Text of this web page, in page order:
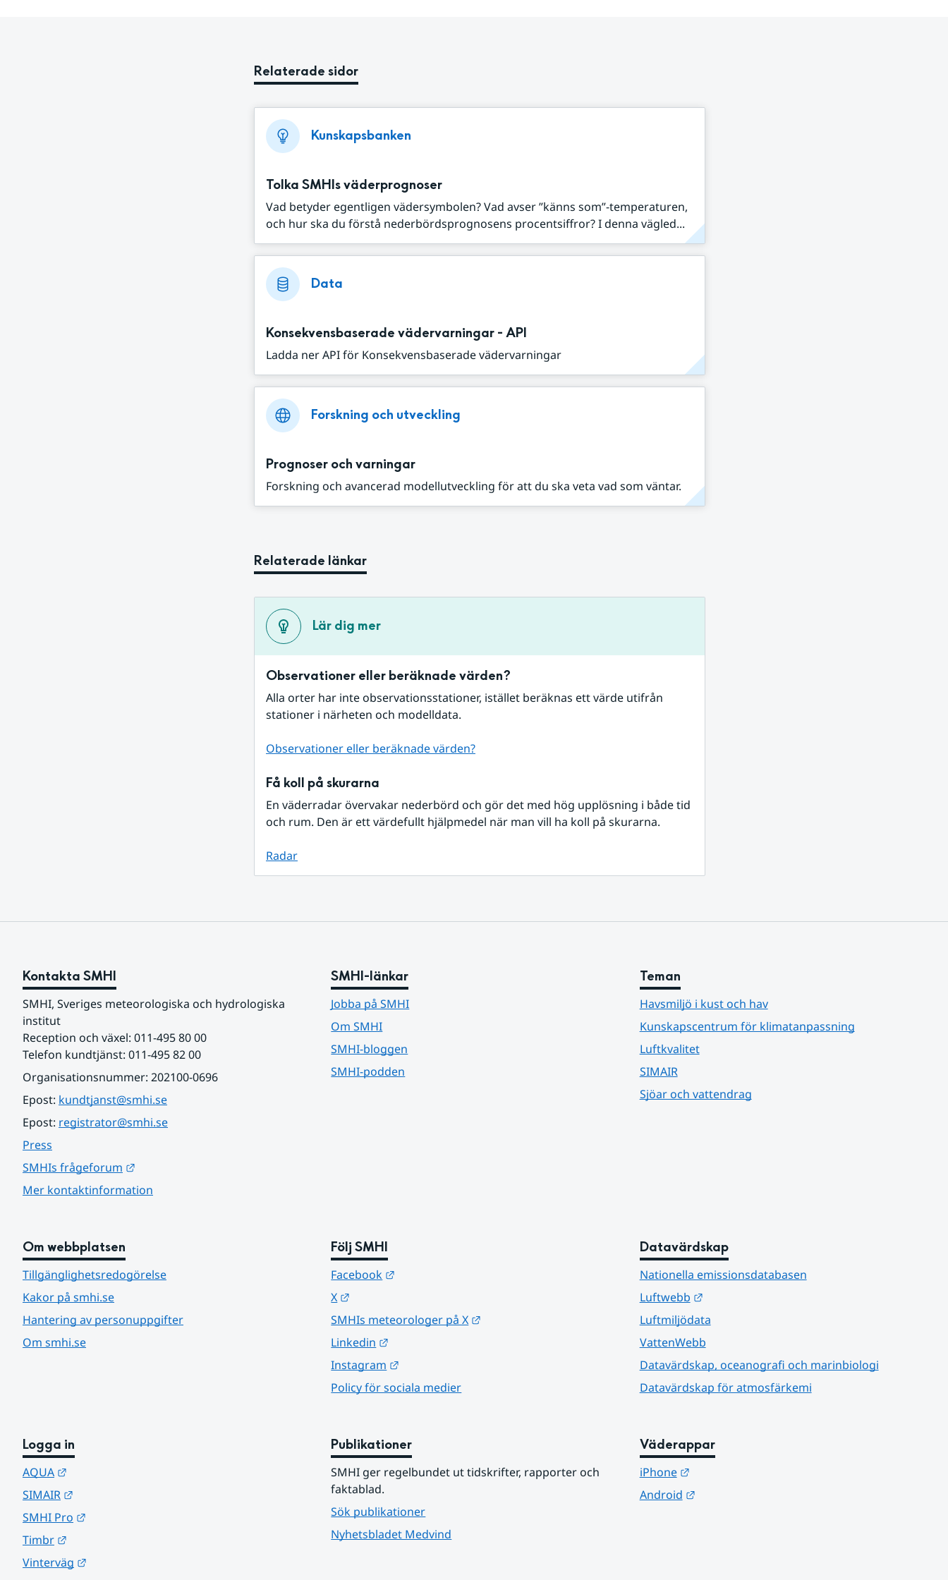
Relaterade sidor
Kunskapsbanken
Tolka SMHIs väderprognoser
Vad betyder egentligen vädersymbolen? Vad avser ”känns som”-temperaturen,
och hur ska du förstå nederbördsprognosens procentsiffror? I denna vägled...
Data
Konsekvensbaserade vädervarningar - API
Ladda ner API för Konsekvensbaserade vädervarningar
Forskning och utveckling
Prognoser och varningar
Forskning och avancerad modellutveckling för att du ska veta vad som väntar.
Relaterade länkar
Lär dig mer
Observationer eller beräknade värden?
Alla orter har inte observationsstationer, istället beräknas ett värde utifrån
stationer i närheten och modelldata.
Observationer eller beräknade värden?
Få koll på skurarna
En väderradar övervakar nederbörd och gör det med hög upplösning i både tid
och rum. Den är ett värdefullt hjälpmedel när man vill ha koll på skurarna.
Radar
Kontakta SMHI
SMHI, Sveriges meteorologiska och hydrologiska
institut
Reception och växel: 011-495 80 00
Telefon kundtjänst: 011-495 82 00
Organisationsnummer: 202100-0696
Epost: kundtjanst@smhi.se
Epost: registrator@smhi.se
Press
SMHIs frågeforum
Mer kontaktinformation
SMHI-länkar
Jobba på SMHI
Om SMHI
SMHI-bloggen
SMHI-podden
Teman
Havsmiljö i kust och hav
Kunskapscentrum för klimatanpassning
Luftkvalitet
SIMAIR
Sjöar och vattendrag
Om webbplatsen
Tillgänglighetsredogörelse
Kakor på smhi.se
Hantering av personuppgifter
Om smhi.se
Följ SMHI
Facebook
X
SMHIs meteorologer på X
Linkedin
Instagram
Policy för sociala medier
Datavärdskap
Nationella emissionsdatabasen
Luftwebb
Länk till annan webbplats.
Luftmiljödata
VattenWebb
Datavärdskap, oceanografi och marinbiologi
Datavärdskap för atmosfärkemi
Logga in
AQUA
SIMAIR
SMHI Pro
Timbr
Vinterväg
Publikationer
SMHI ger regelbundet ut tidskrifter, rapporter och
faktablad.
Sök publikationer
Nyhetsbladet Medvind
Väderappar
iPhone
Länk till annan webbplats.
Android
Länk till annan webbplats.